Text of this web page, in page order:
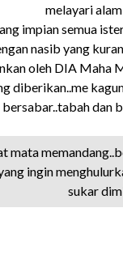
melayari
impian semua
nasib yang
oleh DIA Maha
diberikan..me
bersabar..tabah
mata
ingin
sukar